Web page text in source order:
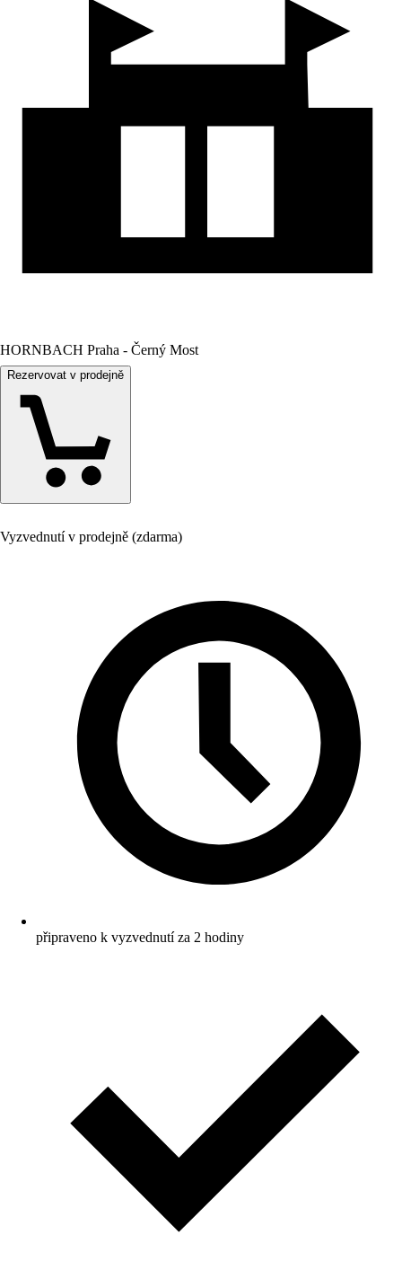
HORNBACH Praha - Černý Most
Rezervovat v prodejně
Vyzvednutí v prodejně (zdarma)
připraveno k vyzvednutí za 2 hodiny